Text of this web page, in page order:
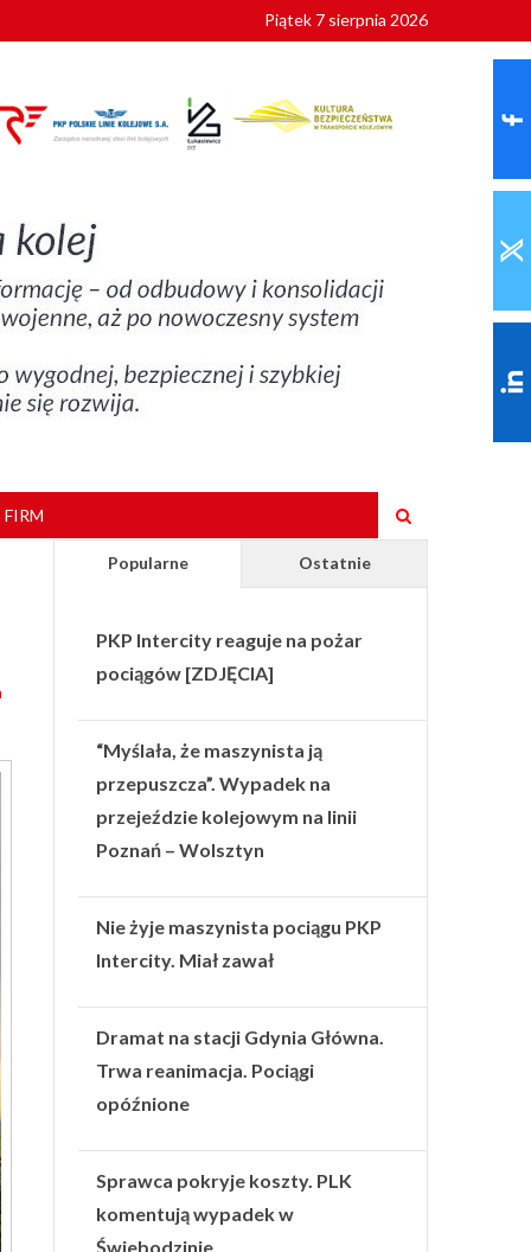
roku
Piątek 7 sierpnia 2026
Popularne Ostatnie
PKP Intercity reaguje na pożar
pociągów [ZDJĘCIA]
“Myślała, że maszynista ją
przepuszcza”. Wypadek na
przejeździe kolejowym na linii
Poznań – Wolsztyn
Nie żyje maszynista pociągu PKP
Intercity. Miał zawał
Dramat na stacji Gdynia Główna.
Trwa reanimacja. Pociągi
opóźnione
Sprawca pokryje koszty. PLK
komentują wypadek w
Świebodzinie